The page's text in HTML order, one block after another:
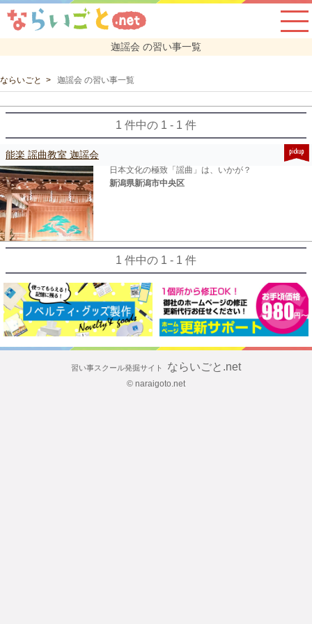
迦謡会 の習い事一覧
ならいごと 迦謡会 の習い事一覧
1 件中の 1 - 1 件
能楽 謡曲教室 迦謡会
日本文化の極致「謡曲」は、いかが？
新潟県新潟市中央区
1 件中の 1 - 1 件
習い事スクール発掘サイト ならいごと.net
© naraigoto.net